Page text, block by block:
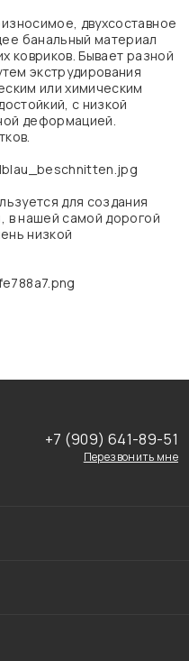
двухсоставное
банальный материал
ковриков. Бывает разной
экструдирования
или химическим
с низкой
деформацией.
для создания
в нашей самой дорогой
низкой
+7 (909) 641-89-51
Перезвонить мне